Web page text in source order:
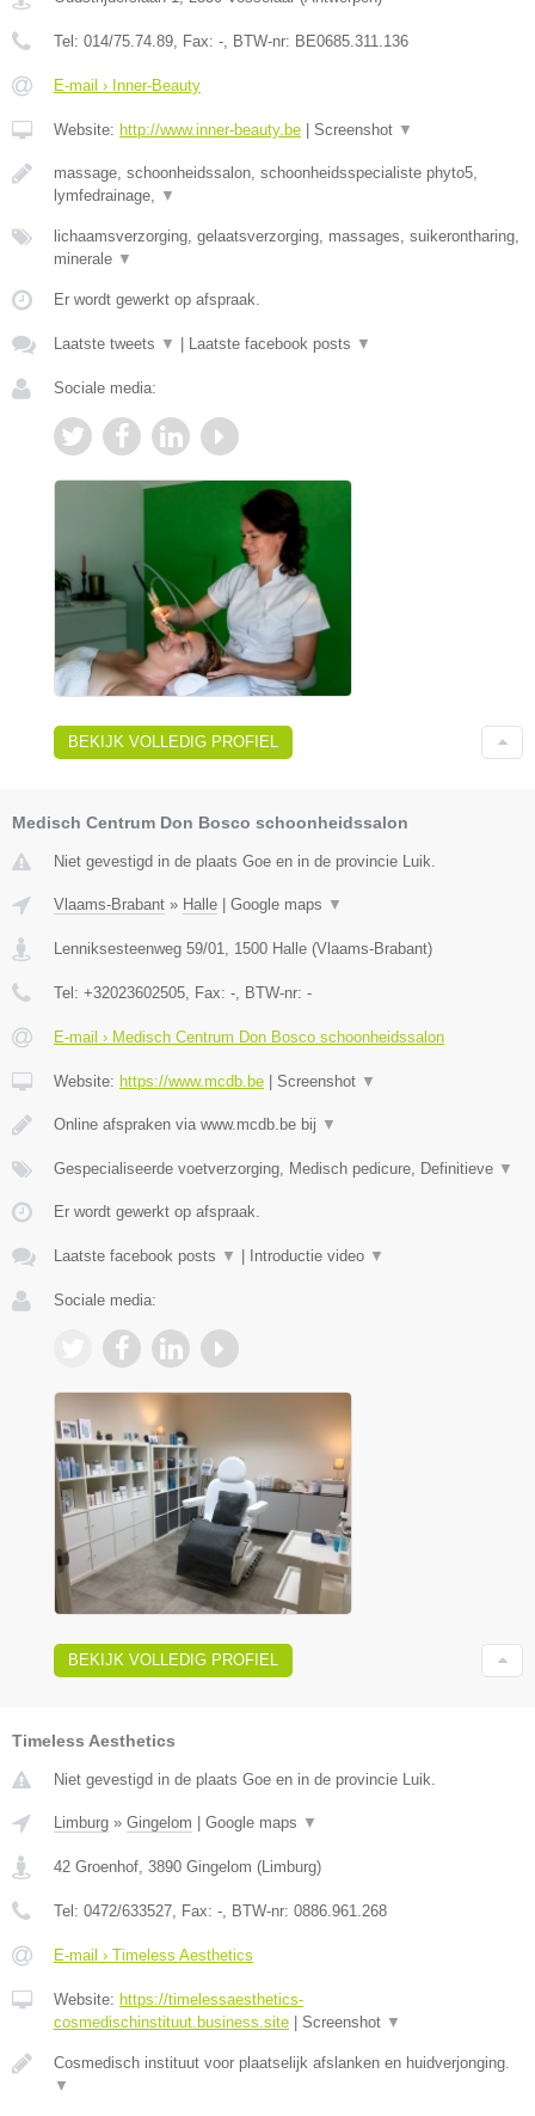
Tel: 014/75.74.89, Fax: -, BTW-nr: BE0685.311.136
E-mail › Inner-Beauty
Website: http://www.inner-beauty.be Screenshot ▼
massage, schoonheidssalon, schoonheidsspecialiste phyto5,
lymfedrainage, ▼
lichaamsverzorging, gelaatsverzorging, massages, suikerontharing,
minerale ▼
Er wordt gewerkt op afspraak.
Laatste tweets ▼ Laatste facebook posts ▼
Sociale media:
BEKIJK VOLLEDIG PROFIEL
Medisch Centrum Don Bosco schoonheidssalon
Niet gevestigd in de plaats Goe en in de provincie Luik.
Vlaams-Brabant » Halle Google maps ▼
Lenniksesteenweg 59/01 1500 Halle (Vlaams-Brabant)
Tel: +32023602505 , Fax: - , BTW-nr: -
E-mail › Medisch Centrum Don Bosco schoonheidssalon
Website: https://www.mcdb.be Screenshot ▼
Online afspraken via www.mcdb.be bij ▼
Gespecialiseerde voetverzorging, Medisch pedicure, Definitieve ▼
Er wordt gewerkt op afspraak.
Laatste facebook posts ▼ Introductie video ▼
Sociale media:
BEKIJK VOLLEDIG PROFIEL
Timeless Aesthetics
Niet gevestigd in de plaats Goe en in de provincie Luik.
Limburg » Gingelom Google maps ▼
42 Groenhof, 3890 Gingelom (Limburg)
Tel: 0472/633527, Fax: -, BTW-nr: 0886.961.268
E-mail › Timeless Aesthetics
Website: https://timelessaesthetics-
cosmedischinstituut.business.site
Screenshot ▼
Cosmedisch instituut voor plaatselijk afslanken en huidverjonging.
▼